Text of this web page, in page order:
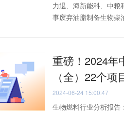
力退、海新能科、中粮
事废弃油脂制备生物柴
重磅！2024年
（全）22个项
2024-06-24 15:00:47
生物燃料行业分析报告